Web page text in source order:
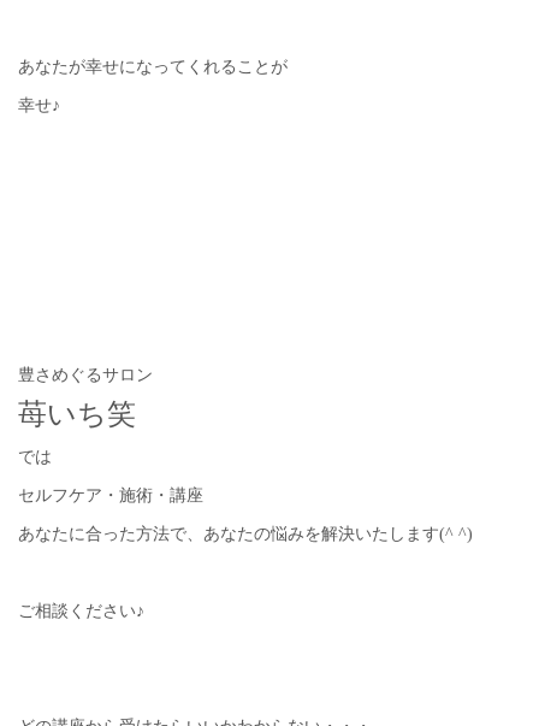
あなたが幸せになってくれることが
幸せ♪
豊さめぐるサロン
苺いち笑
では
セルフケア・施術・講座
あなたに合った方法で、あなたの悩みを解決いたします(^ ^)
ご相談ください♪